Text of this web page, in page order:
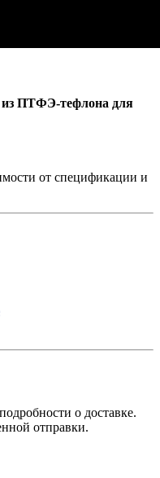
из ПТФЭ-тефлона для
от спецификации и
о доставке.
отправки.